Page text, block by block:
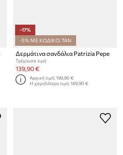
-17%
-5% ΜΕ ΚΩΔΙΚΟ: TAN
Δερμάτινα σανδάλια Patrizia Pepe
Τρέχουσα τιμή:
139,90 €
Αρχική τιμή:199,90 €
Η χαμηλότερη τιμή:169,90 €